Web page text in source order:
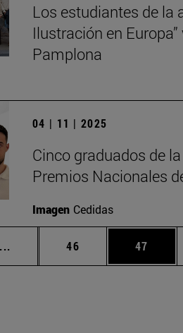
Los estudiantes de la
Ilustración en
Pamplona
04 | 11 | 2025
Cinco graduados de
Premios Nacionales
Imagen Cedidas
... Páginas intermedias Use TAB
Página
46 Página
47